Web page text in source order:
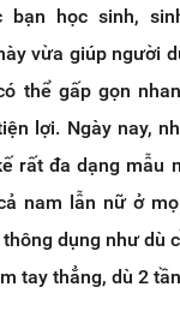
bạn học sinh,
vừa giúp người
thể gấp gọn
lợi. Ngày nay,
rất đa dạng mẫu
nam lẫn nữ ở
dụng như dù
tay thẳng, dù 2